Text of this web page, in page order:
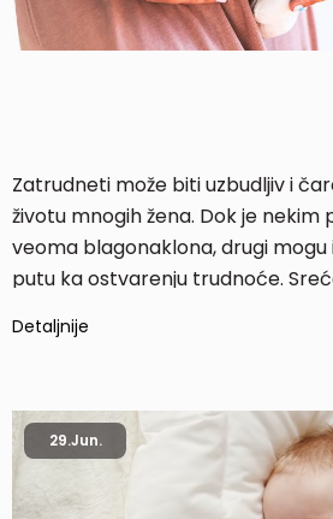
Zatrudneti može biti uzbudljiv i
životu mnogih žena. Dok je
veoma blagonaklona, drugi mogu
putu ka ostvarenju trudnoće.
začeće.
Detaljnije
29.Jun.